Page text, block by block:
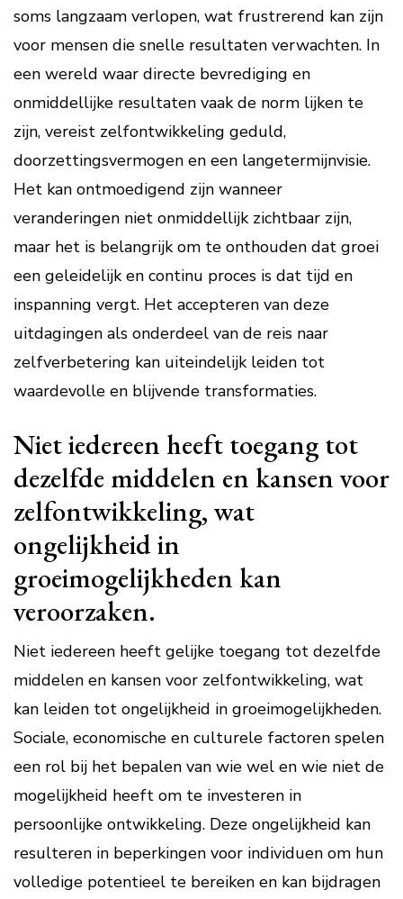
soms langzaam verlopen, wat frustrerend kan zijn
voor mensen die snelle resultaten verwachten. In
een wereld waar directe bevrediging en
onmiddellijke resultaten vaak de norm lijken te
zijn, vereist zelfontwikkeling geduld,
doorzettingsvermogen en een langetermijnvisie.
Het kan ontmoedigend zijn wanneer
veranderingen niet onmiddellijk zichtbaar zijn,
maar het is belangrijk om te onthouden dat groei
een geleidelijk en continu proces is dat tijd en
inspanning vergt. Het accepteren van deze
uitdagingen als onderdeel van de reis naar
zelfverbetering kan uiteindelijk leiden tot
waardevolle en blijvende transformaties.
Niet iedereen heeft toegang tot
dezelfde middelen en kansen voor
zelfontwikkeling, wat
ongelijkheid in
groeimogelijkheden kan
veroorzaken.
Niet iedereen heeft gelijke toegang tot dezelfde
middelen en kansen voor zelfontwikkeling, wat
kan leiden tot ongelijkheid in groeimogelijkheden.
Sociale, economische en culturele factoren spelen
een rol bij het bepalen van wie wel en wie niet de
mogelijkheid heeft om te investeren in
persoonlijke ontwikkeling. Deze ongelijkheid kan
resulteren in beperkingen voor individuen om hun
volledige potentieel te bereiken en kan bijdragen